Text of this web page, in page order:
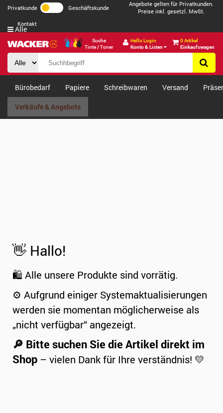
Privatkunde Geschäftskunde
Angebote gelten für Privatkunden.
Preise inkl. gesetzl. MwSt.
Kontakt
Suche
Tinte / Toner
Hello Login
Konto & Listen
0 Artikel
Einkaufswagen
Alle
Bürobedarf Papiere Schreibwaren Versand
Verkäufe & Angebote
👋 Hallo!
🛍️ Alle unsere Produkte sind vorrätig.
⚙️ Aufgrund einiger Systemaktualisierungen
werden sie momentan möglicherweise als
„nicht verfügbar“ angezeigt.
🔎 Bitte suchen Sie die Artikel direkt im
Shop – vielen Dank für Ihre verständnis! 💛